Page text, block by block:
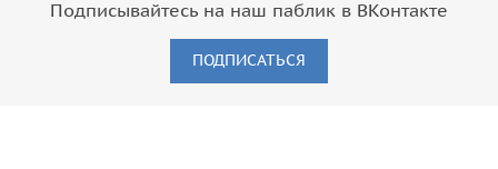
Подписывайтесь на наш паблик в ВКонтакте
ПОДПИСАТЬСЯ